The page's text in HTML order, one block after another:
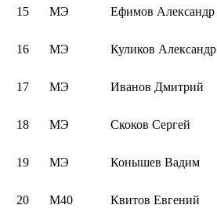
15 МЭ Ефимов Александр
16 МЭ Куликов Александр
17 МЭ Иванов Дмитрий
18 МЭ Скоков Сергей
19 МЭ Конышев Вадим
20 М40 Квитов Евгений